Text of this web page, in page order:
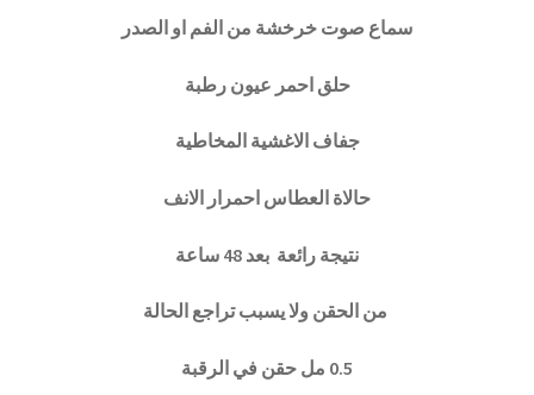
سماع صوت خرخشة من الفم او الصدر
حلق احمر عيون رطبة
جفاف الاغشية المخاطية
حالاة العطاس احمرار الانف
نتيجة رائعة بعد 48 ساعة
من الحقن ولا يسبب تراجع الحالة
0.5 مل حقن في الرقبة